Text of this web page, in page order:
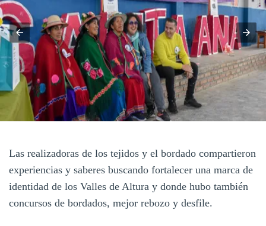
Las realizadoras de los tejidos y el bordado compartieron
experiencias y saberes buscando fortalecer una marca de
identidad de los Valles de Altura y donde hubo también
concursos de bordados, mejor rebozo y desfile.